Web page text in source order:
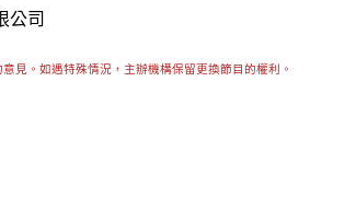
公司
見。如遇特殊情況，主辦機構保留更換節目的權利。